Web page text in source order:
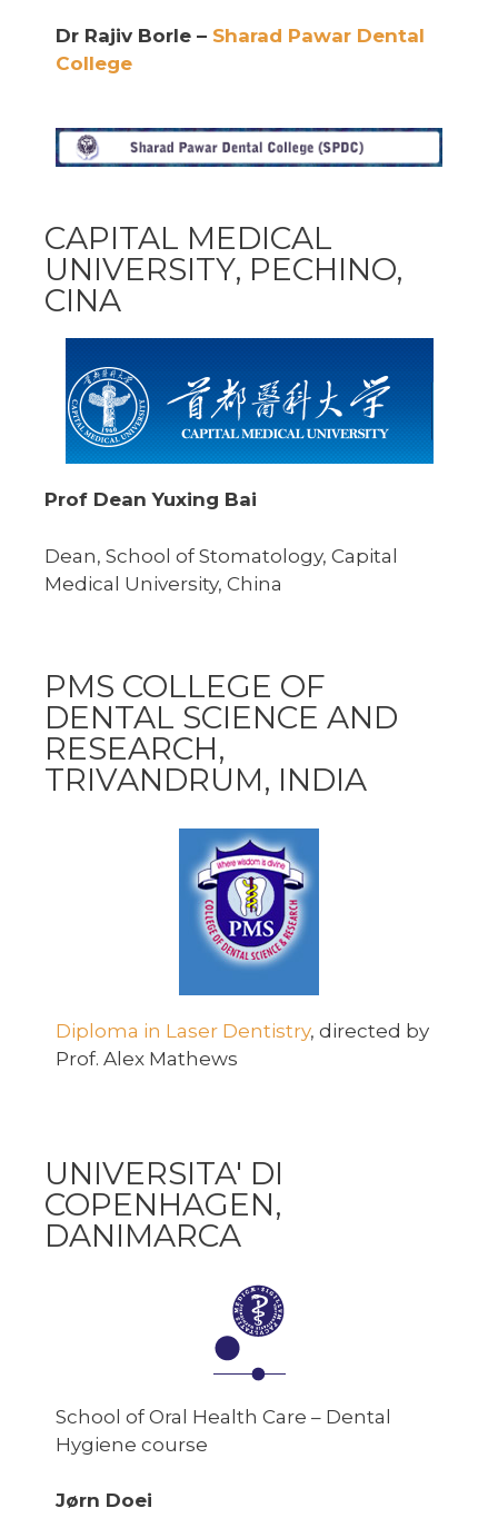
Dr Rajiv Borle – Sharad Pawar Dental
College
CAPITAL MEDICAL
UNIVERSITY, PECHINO,
CINA
Prof Dean Yuxing Bai
Dean, School of Stomatology, Capital
Medical University, China
PMS COLLEGE OF
DENTAL SCIENCE AND
RESEARCH,
TRIVANDRUM, INDIA
Diploma in Laser Dentistry, directed by
Prof. Alex Mathews
UNIVERSITA' DI
COPENHAGEN,
DANIMARCA
School of Oral Health Care – Dental
Hygiene course
Jørn Doei